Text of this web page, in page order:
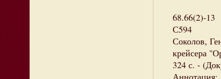
68.66(2)-13
С594
Соколов,
крейсера
324 с. -
Аннотация: